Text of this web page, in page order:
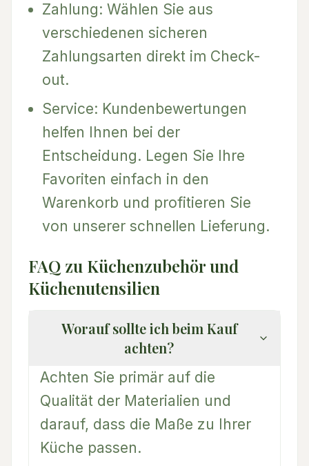
Zahlung: Wählen Sie aus
verschiedenen sicheren
Zahlungsarten direkt im Check-
out.
Service: Kundenbewertungen
helfen Ihnen bei der
Entscheidung. Legen Sie Ihre
Favoriten einfach in den
Warenkorb und profitieren Sie
von unserer schnellen Lieferung.
FAQ zu Küchenzubehör und
Küchenutensilien
Worauf sollte ich beim Kauf
achten?
Achten Sie primär auf die
Qualität der Materialien und
darauf, dass die Maße zu Ihrer
Küche passen.